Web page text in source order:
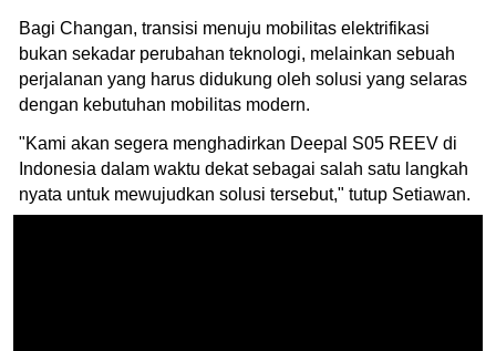
Bagi Changan, transisi menuju mobilitas elektrifikasi
bukan sekadar perubahan teknologi, melainkan sebuah
perjalanan yang harus didukung oleh solusi yang selaras
dengan kebutuhan mobilitas modern.
"Kami akan segera menghadirkan Deepal S05 REEV di
Indonesia dalam waktu dekat sebagai salah satu langkah
nyata untuk mewujudkan solusi tersebut," tutup Setiawan.